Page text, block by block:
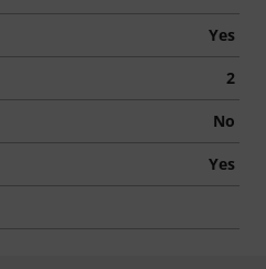
Yes
2
No
Yes